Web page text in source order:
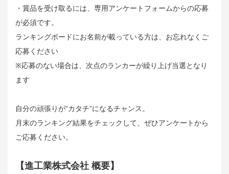
・賞品を受け取るには、専用アンケートフォームからの応募
が必須です。
ランキングボードにお名前が載っている方は、お忘れなくご
応募ください
※応募のない場合は、次点のランカーが繰り上げ当選となり
ます
自分の頑張りが“カタチ”になるチャンス。
月末のランキング結果をチェックして、ぜひアンケートから
ご応募ください。
【進工業株式会社 概要】